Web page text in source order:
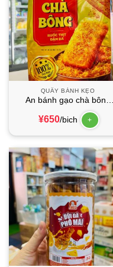
QUẦY BÁNH KẸO
An bánh gạo chà bông
ruốc thịt 145.6g Pork floss
rice cracker
¥650/bich +